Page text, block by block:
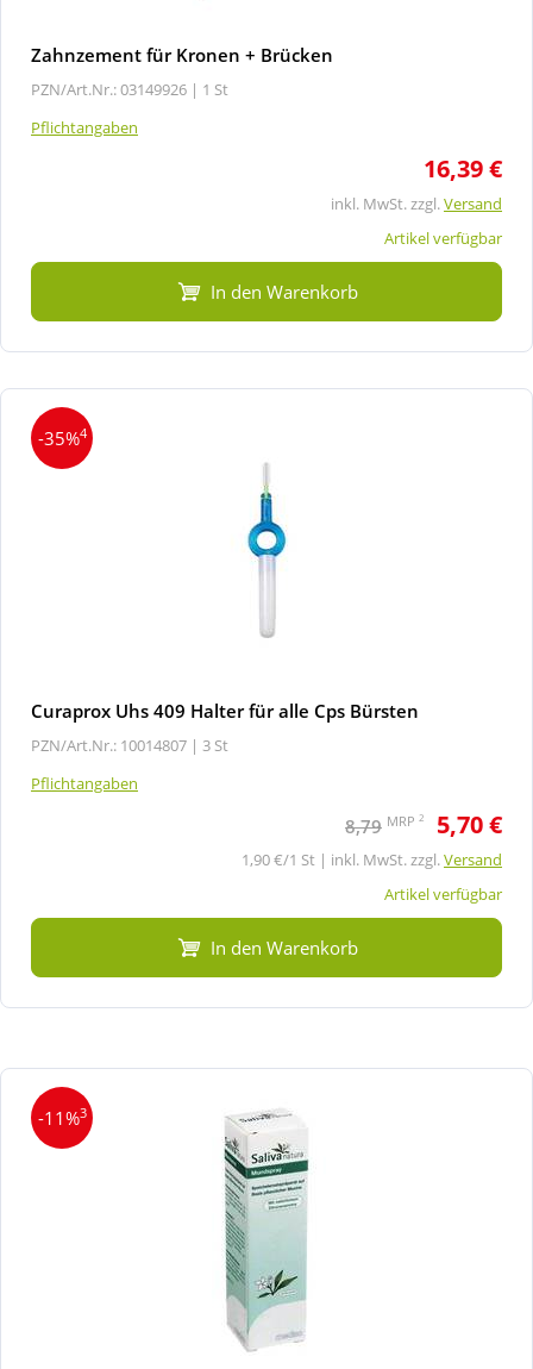
Zahnzement für Kronen + Brücken
PZN/Art.Nr.: 03149926 | 1 St
Pflichtangaben
16,39 €
inkl. MwSt. zzgl.Versand
Artikel verfügbar
In den Warenkorb
-35%4
Curaprox Uhs 409 Halter für alle Cps Bürsten
PZN/Art.Nr.: 10014807 | 3 St
Pflichtangaben
8,79 MRP 2 5,70 €
1,90 €/1 St | inkl. MwSt. zzgl.Versand
Artikel verfügbar
In den Warenkorb
-11%3